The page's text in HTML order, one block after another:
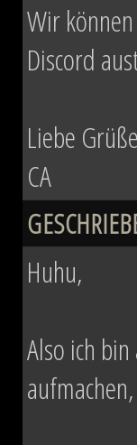
Wir
Discord
Liebe Grüße
CA
Huhu,
Also ich